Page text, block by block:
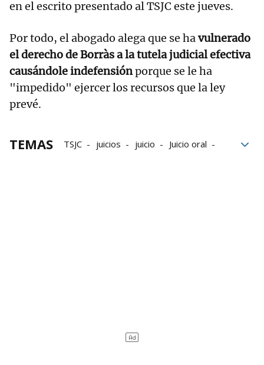
en el escrito presentado al TSJC este jueves.
Por todo, el abogado alega que se havulnerado
el derecho de Borràs a la tutela judicial efectiva
causándole indefensiónporque se le ha
"impedido" ejercer los recursos que la ley
prevé.
TEMAS TSJC juicios juicio
Juicio oral